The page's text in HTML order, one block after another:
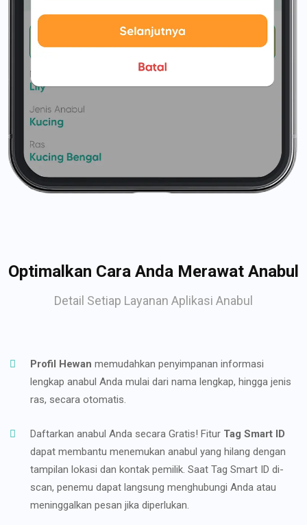
Optimalkan Cara Anda Merawat Anabul
Detail Setiap Layanan Aplikasi Anabul
Profil Hewan memudahkan penyimpanan informasi
lengkap anabul Anda mulai dari nama lengkap, hingga jenis
ras, secara otomatis.
Daftarkan anabul Anda secara Gratis! Fitur Tag Smart ID
dapat membantu menemukan anabul yang hilang dengan
tampilan lokasi dan kontak pemilik. Saat Tag Smart ID di-
scan, penemu dapat langsung menghubungi Anda atau
meninggalkan pesan jika diperlukan.